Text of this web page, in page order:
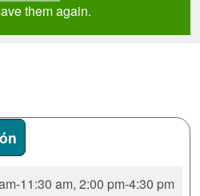
them again.
11:30 am, 2:00 pm-4:30 pm